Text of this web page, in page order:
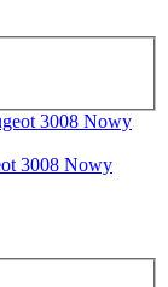
3008 Nowy